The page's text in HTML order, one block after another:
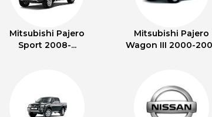
Mitsubishi Pajero
Sport 2008-...
Mitsubishi Pajero
Wagon III 2000-